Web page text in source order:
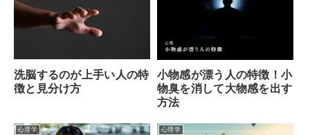
洗脳するのが上手い人の特
徴と見分け方
小物感が漂う人の特徴！小
物臭を消して大物感を出す
方法
心理学 心理学